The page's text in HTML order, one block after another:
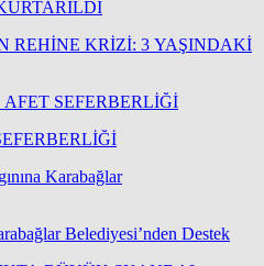
REHİNE KRİZİ: 3 YAŞINDAKİ
Belediyesi’nden Destek